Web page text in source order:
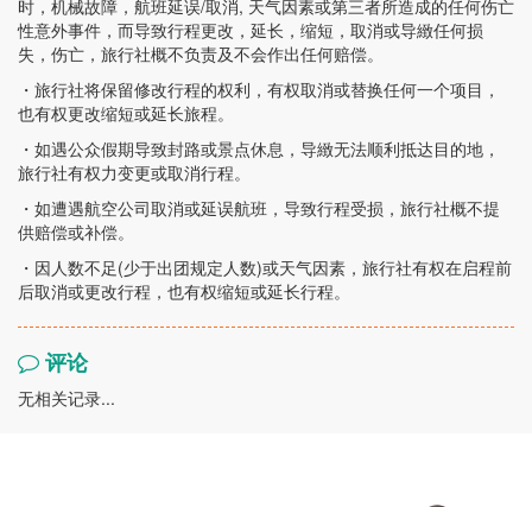
时，机械故障，航班延误/取消, 天气因素或第三者所造成的任何伤亡
性意外事件，而导致行程更改，延长，缩短，取消或导緻任何损
失，伤亡，旅行社概不负责及不会作出任何赔偿。
・旅行社将保留修改行程的权利，有权取消或替换任何一个项目，
也有权更改缩短或延长旅程。
・如遇公众假期导致封路或景点休息，导緻无法顺利抵达目的地，
旅行社有权力变更或取消行程。
・如遭遇航空公司取消或延误航班，导致行程受损，旅行社概不提
供赔偿或补偿。
・因人数不足(少于出团规定人数)或天气因素，旅行社有权在启程前
后取消或更改行程，也有权缩短或延长行程。
评论
无相关记录...